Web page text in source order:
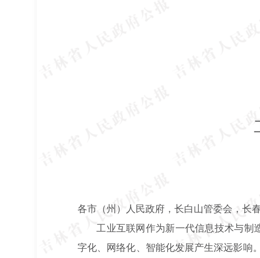
各市（州）人民政府，长白山管委会，长
工业互联网作为新一代信息技术与制
字化、网络化、智能化发展产生深远影响